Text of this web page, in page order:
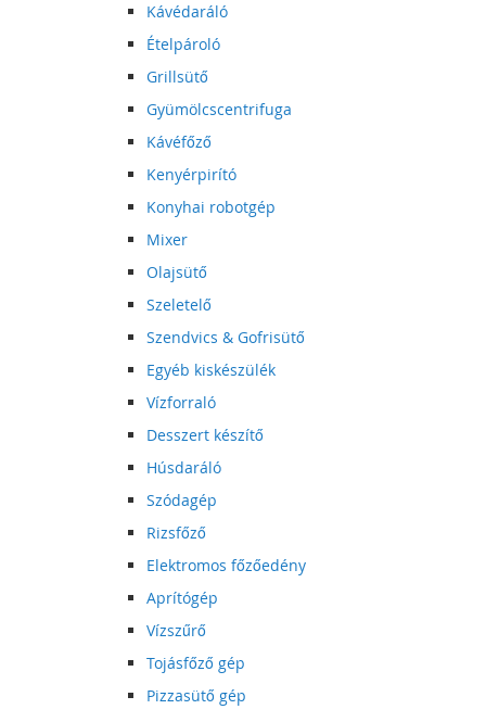
Kávédaráló
Ételpároló
Grillsütő
Gyümölcscentrifuga
Kávéfőző
Kenyérpirító
Konyhai robotgép
Mixer
Olajsütő
Szeletelő
Szendvics & Gofrisütő
Egyéb kiskészülék
Vízforraló
Desszert készítő
Húsdaráló
Szódagép
Rizsfőző
Elektromos főzőedény
Aprítógép
Vízszűrő
Tojásfőző gép
Pizzasütő gép